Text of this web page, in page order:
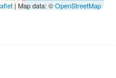
| Map data: ©OpenStreetMap